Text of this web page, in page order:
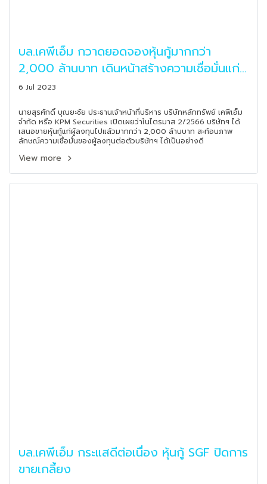
บล.เคพีเอ็ม กวาดยอดจองหุ้นกู้มากกว่า
2,000 ล้านบาท เดินหน้าสร้างความเชื่อมั่นแก่
นักลงทุนอย่างต่อเนื่อง
6 Jul 2023
นายสุรศักดิ์ บุณยะชัย ประธานเจ้าหน้าที่บริหาร บริษัทหลักทรัพย์ เคพีเอ็ม
จำกัด หรือ KPM Securities เปิดเผยว่าในไตรมาส 2/2566 บริษัทฯ ได้
เสนอขายหุ้นกู้แก่ผู้ลงทุนไปแล้วมากกว่า 2,000 ล้านบาท สะท้อนภาพ
ลักษณ์ความเชื่อมั่นของผู้ลงทุนต่อตัวบริษัทฯ ได้เป็นอย่างดี
View more
บล.เคพีเอ็ม กระแสดีต่อเนื่อง หุ้นกู้ SGF ปิดการ
ขายเกลี้ยง